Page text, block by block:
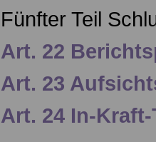
Fünfter Teil
Art. 22
Art. 23
Art. 24 In-